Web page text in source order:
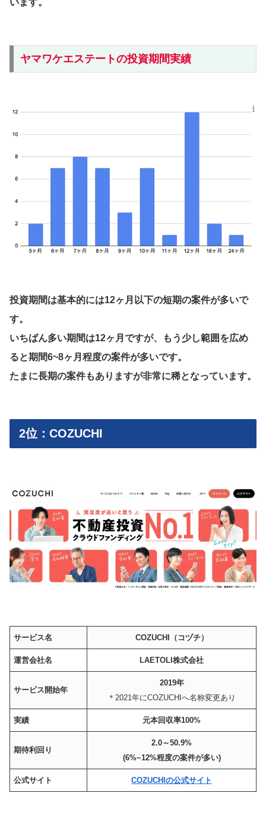
います。
ヤマワケエステートの投資期間実績
投資期間は基本的には12ヶ月以下の短期の案件が多いで
す。
いちばん多い期間は12ヶ月ですが、もう少し範囲を広め
ると期間6~8ヶ月程度の案件が多いです。
たまに長期の案件もありますが非常に稀となっています。
2位：COZUCHI
サービス名 COZUCHI（コヅチ）
運営会社名 LAETOLI株式会社
サービス開始年
2019年
＊2021年にCOZUCHIへ名称変更あり
実績 元本回収率100%
期待利回り
2.0～50.9%
(6%~12%程度の案件が多い)
公式サイト COZUCHIの公式サイト